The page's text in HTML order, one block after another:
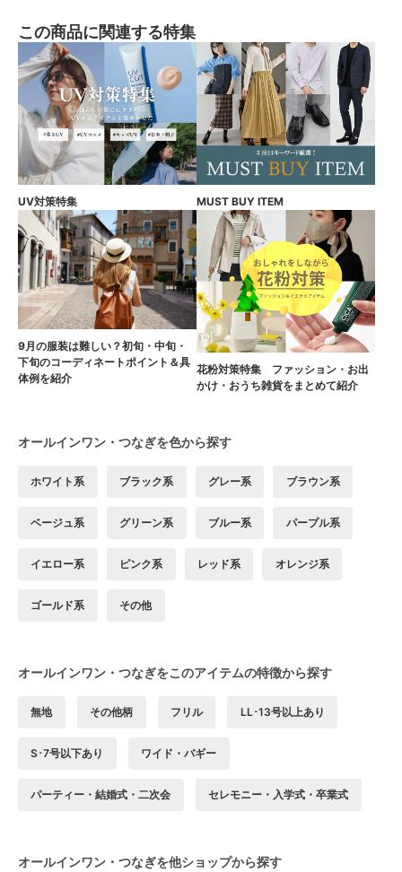
この商品に関連する特集
UV対策特集 MUST BUY ITEM
9月の服装は難しい？初旬・中旬・
下旬のコーディネートポイント＆具
体例を紹介
花粉対策特集 ファッション・お出
かけ・おうち雑貨をまとめて紹介
オールインワン・つなぎを色から探す
ホワイト系 ブラック系 グレー系 ブラウン系
ベージュ系 グリーン系 ブルー系 パープル系
イエロー系 ピンク系 レッド系 オレンジ系
ゴールド系 その他
オールインワン・つなぎをこのアイテムの特徴から探す
無地 その他柄 フリル LL･13号以上あり
S･7号以下あり ワイド・バギー
パーティー・結婚式・二次会 セレモニー・入学式・卒業式
オールインワン・つなぎを他ショップから探す